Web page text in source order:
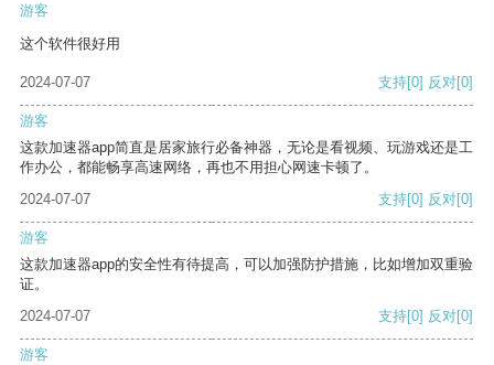
游客
这个软件很好用
2024-07-07 支持[0] 反对[0]
游客
这款加速器app简直是居家旅行必备神器，无论是看视频、玩游戏还是工
作办公，都能畅享高速网络，再也不用担心网速卡顿了。
2024-07-07
支持[0] 反对[0]
游客
这款加速器app的安全性有待提高，可以加强防护措施，比如增加双重验
证。
2024-07-07
支持[0] 反对[0]
游客